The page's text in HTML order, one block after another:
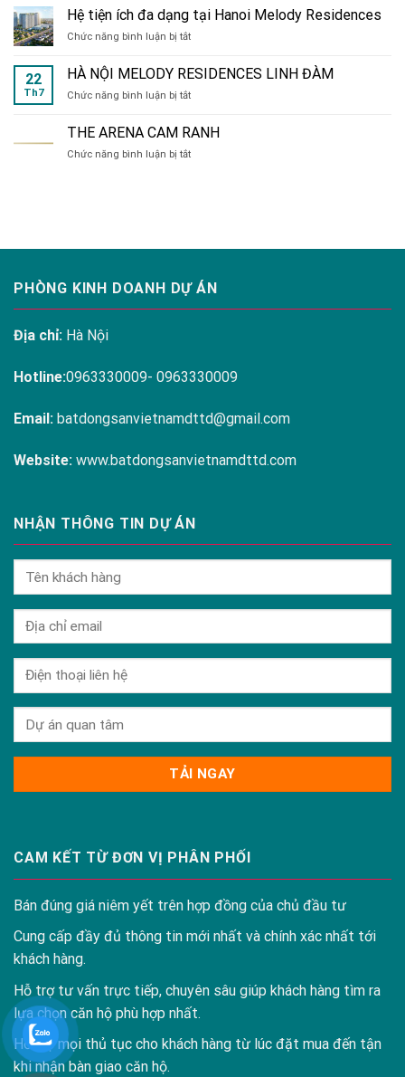
Xiển
ÁN
VLASTA
SẦM
Hệ tiện ích đa dạng tại Hanoi Melody Residences
Chức năng bình luận bị tắtở
tiện
ích
đa
tại
Melody
22
Th7
HÀ NỘI MELODY RESIDENCES LINH ĐÀM
Chức năng bình luận bị tắtở
NỘI
MELODY
RESIDENCES
THE ARENA CAM RANH
Chức năng bình luận bị tắtở
PHÒNG KINH DOANH DỰ ÁN
Địa chỉ: Hà Nội
Hotline:0963330009- 0963330009
Email: batdongsanvietnamdttd@gmail.com
Website: www.batdongsanvietnamdttd.com
NHẬN THÔNG TIN DỰ ÁN
CAM KẾT TỪ ĐƠN VỊ PHÂN PHỐI
Bán đúng giá niêm yết trên hợp đồng của chủ đầu tư
Cung cấp đầy đủ thông tin mới nhất và chính xác nhất tới
khách hàng.
Hỗ trợ tư vấn trực tiếp, chuyên sâu giúp khách hàng tìm ra
lựa chọn căn hộ phù hợp nhất.
Hỗ trợ mọi thủ tục cho khách hàng từ lúc đặt mua đến tận
khi nhận bàn giao căn hộ.